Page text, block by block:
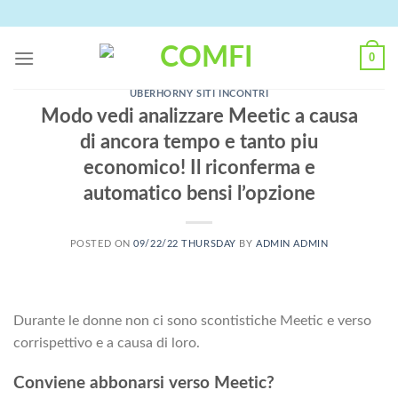
content
0
UBERHORNY SITI INCONTRI
Modo vedi analizzare Meetic a causa
di ancora tempo e tanto piu
economico! Il riconferma e
automatico bensi l’opzione
POSTED ON09/22/22 THURSDAY BYADMIN ADMIN
Durante le donne non ci sono scontistiche Meetic e verso
corrispettivo e a causa di loro.
Conviene abbonarsi verso Meetic?